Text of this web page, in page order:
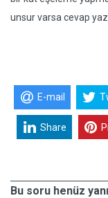
unsur varsa cevap
E-mail
Share
Bu soru henüz